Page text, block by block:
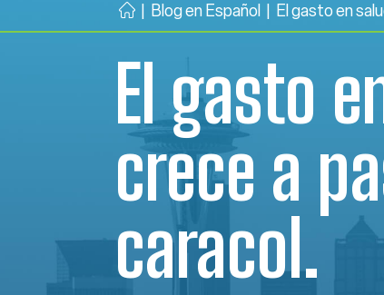
Ini
o
Blog en Español El gasto en
El gasto
crece a
caracol.